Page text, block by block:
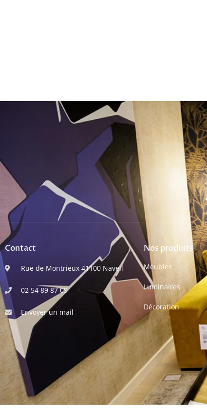
Contact
Rue de Montrieux 41100 Naveil
02 54 89 87 09
Envoyer un mail
Nos produits
Meubles
Luminaires
Décoration